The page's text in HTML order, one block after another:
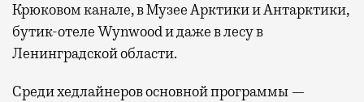
Крюковом канале, в Музее Арктики и Антарктики,
бутик-отеле Wynwood и даже в лесу в
Ленинградской области.
Среди хедлайнеров основной программы —